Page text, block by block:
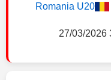
Romania U20
27/03/2026